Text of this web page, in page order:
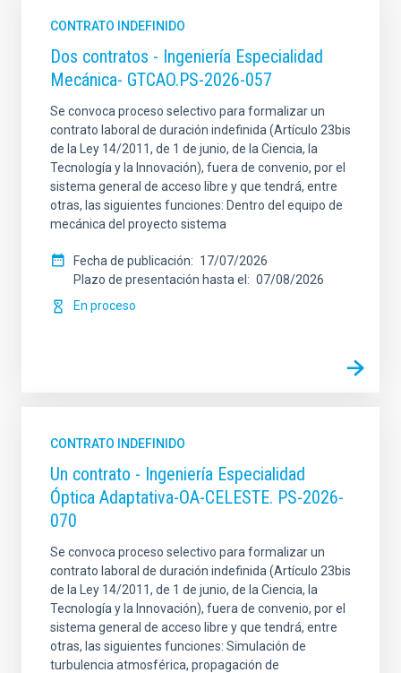
CONTRATO INDEFINIDO
Dos contratos - Ingeniería Especialidad
Mecánica- GTCAO.PS-2026-057
Se convoca proceso selectivo para formalizar un
contrato laboral de duración indefinida (Artículo 23bis
de la Ley 14/2011, de 1 de junio, de la Ciencia, la
Tecnología y la Innovación), fuera de convenio, por el
sistema general de acceso libre y que tendrá, entre
otras, las siguientes funciones: Dentro del equipo de
mecánica del proyecto sistema
Fecha de publicación
17/07/2026
Plazo de presentación hasta el
07/08/2026
En proceso
CONTRATO INDEFINIDO
Un contrato - Ingeniería Especialidad
Óptica Adaptativa-OA-CELESTE. PS-2026-
070
Se convoca proceso selectivo para formalizar un
contrato laboral de duración indefinida (Artículo 23bis
de la Ley 14/2011, de 1 de junio, de la Ciencia, la
Tecnología y la Innovación), fuera de convenio, por el
sistema general de acceso libre y que tendrá, entre
otras, las siguientes funciones: Simulación de
turbulencia atmosférica, propagación de